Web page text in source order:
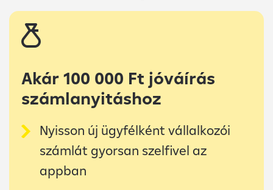
Akár 100 000 Ft jóváírás
számlanyitáshoz
Nyisson új ügyfélként vállalkozói
számlát gyorsan szelfivel az
appban